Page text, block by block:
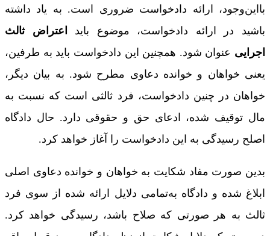
بااین‌وجود، ارائه دادخواست ضروری است. به یاد داشته
باشید در ارائه دادخواست، موضوع باید
اعتراض ثالث
اجرایی عنوان شود. همچنین این دادخواست باید به طرفین،
یعنی خواهان و خوانده دعاوی مطرح شود. به بیان دیگر،
خواهان در چنین دادخواست، فرد ثالثی است که نسبت به
مال توقیف شده، ادعای حق و حقوقی دارد. حال دادگاه
اصلح رسیدگی به این دادخواست را آغاز خواهد کرد.
بدین صورت مفاد شکایت به خواهان و خوانده دعاوی اصلی
ابلاغ شده و دادگاه به‌تمامی دلایل ارائه شده از سوی فرد
ثالث به هر صورتی که صلاح باشد، رسیدگی خواهد کرد.